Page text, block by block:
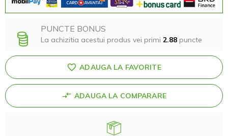
PUNCTE BONUS
La achizitia acestui produs vei primi 2.88 puncte
ADAUGA LA FAVORITE
ADAUGA LA COMPARARE